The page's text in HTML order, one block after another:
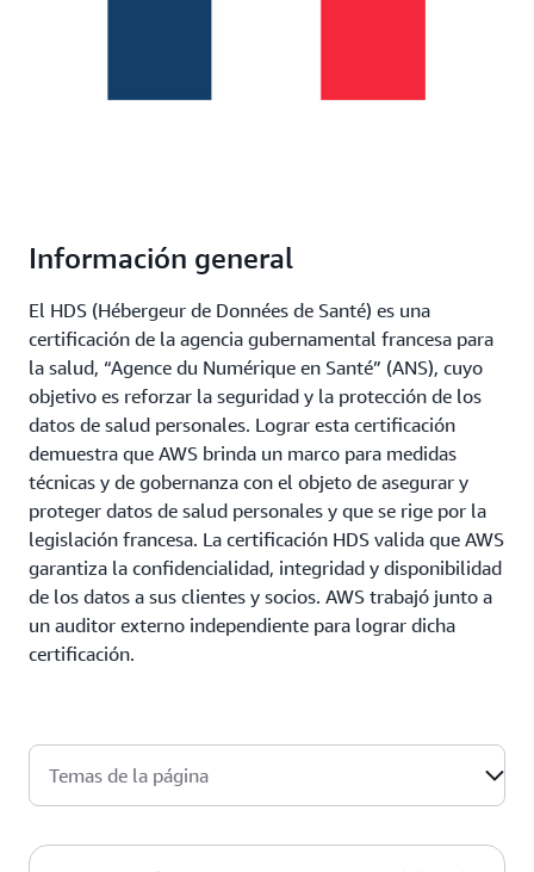
Información general
El HDS (Hébergeur de Données de Santé) es una
certificación de la agencia gubernamental francesa para
la salud, “Agence du Numérique en Santé” (ANS), cuyo
objetivo es reforzar la seguridad y la protección de los
datos de salud personales. Lograr esta certificación
demuestra que AWS brinda un marco para medidas
técnicas y de gobernanza con el objeto de asegurar y
proteger datos de salud personales y que se rige por la
legislación francesa. La certificación HDS valida que AWS
garantiza la confidencialidad, integridad y disponibilidad
de los datos a sus clientes y socios. AWS trabajó junto a
un auditor externo independiente para lograr dicha
certificación.
Temas de la página